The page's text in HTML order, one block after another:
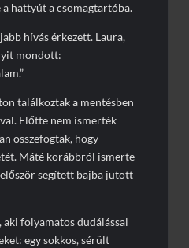
hattyút a csomagtartóba.
hívás érkezett. Laura,
mondott:
találkoztak a mentésben
Előtte nem ismerték
összefogtak, hogy
Máté korábbról ismerte
segített bajba jutott
aki folyamatos dudálással
egy sokkos, sérült